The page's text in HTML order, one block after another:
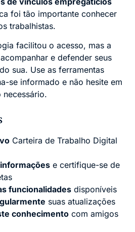
foi tão importante conhecer
trabalhistas.
facilitou o acesso, mas a
e defender seus
sua. Use as ferramentas
se informado e não hesite em
necessário.
Carteira de Trabalho Digital
e certifique-se de
funcionalidades disponíveis
suas atualizações
conhecimento com amigos